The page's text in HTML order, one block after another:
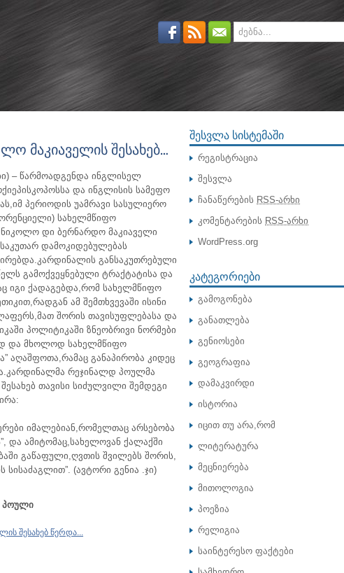
მაკიაველის შესახებ…
– წარმოადგენდა ინგლისელ
და ინგლისის სამეფო
პერიოდის უამრავი სასულიერო
სახელმწიფო
დი ბერნარდო მაკიაველი
საკუთარ დამოკიდებულებას
განსაკუთრებული
გამოქვეყნებული ტრაქტატისა და
იგი ქადაგებდა,რომ სახელმწიფო
ამ შემთხვევაში ისინი
შორის თავისუფლებასა და
პოლიტიკაში ზნეობრივი ნორმები
და მხოლოდ სახელმწიფო
აღაშფოთა,რამაც განაპირობა კიდეც
რეჯინალდ პოულმა
თავისი სიძულვილი შემდეგი
იმალებიან,რომელთაც არსებობა
და ამიტომაც,სახელოვან ქალაქში
გაწაფული,ღვთის შვილებს შორის,
სისაძაგლით”. (ავტორი გენია .ჯი)
პოული
შესახებ წერდა...
ᲨᲔᲡᲕᲚᲐ ᲡᲘᲡᲢᲔᲛᲐᲨᲘ
რეგისტრაცია
შესვლა
ჩანაწერების RSS-არხი
კომენტარების RSS-არხი
WordPress.org
ᲙᲐᲢᲔᲒᲝᲠᲘᲔᲑᲘ
გამოგონება
განათლება
გენიოსები
გეოგრაფია
დამაკვირდი
ისტორია
იცით თუ არა,რომ
ლიტერატურა
მეცნიერება
მითოლოგია
პოეზია
რელიგია
საინტერესო ფაქტები